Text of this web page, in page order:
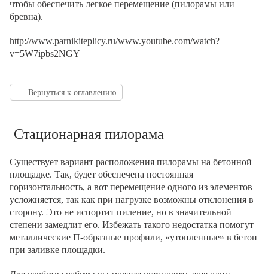
чтобы обеспечить легкое перемещение (пилорамы или
бревна).
http://www.parnikiteplicy.ru/www.youtube.com/watch?
v=5W7ipbs2NGY
Вернуться к оглавлению
Стационарная пилорама
Существует вариант расположения пилорамы на бетонной
площадке. Так, будет обеспечена постоянная
горизонтальность, а вот перемещение одного из элементов
усложняется, так как при нагрузке возможны отклонения в
сторону. Это не испортит пиление, но в значительной
степени замедлит его. Избежать такого недостатка помогут
металлические П-образные профили, «утопленные» в бетон
при заливке площадки.